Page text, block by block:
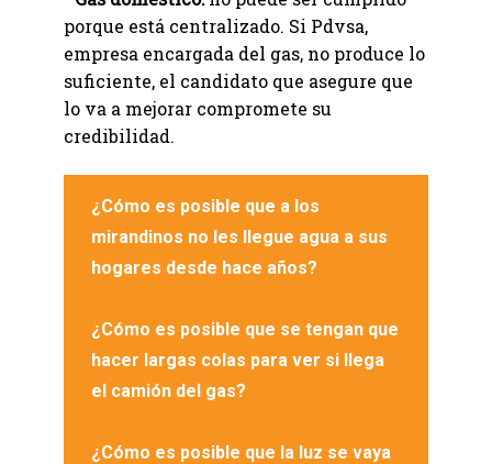
porque está centralizado. Si Pdvsa,
empresa encargada del gas, no produce lo
suficiente, el candidato que asegure que
lo va a mejorar compromete su
credibilidad.
¿Cómo es posible que a los
mirandinos no les llegue agua a sus
hogares desde hace años?
¿Cómo es posible que se tengan que
hacer largas colas para ver si llega
el camión del gas?
¿Cómo es posible que la luz se vaya